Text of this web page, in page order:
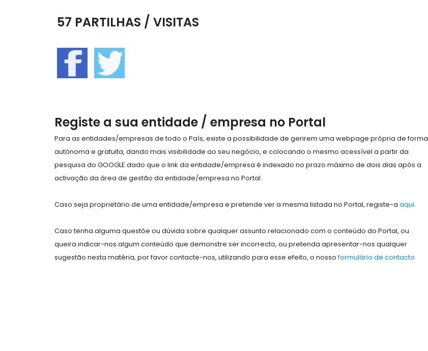
57 PARTILHAS / VISITAS
Registe a sua entidade / empresa no Portal
Para as entidades/empresas de todo o País, existe a possibilidade de gerirem uma webpage própria de forma
autónoma e gratuita, dando mais visibilidade ao seu negócio, e colocando o mesmo acessível a partir da
pesquisa do GOOGLE dado que o link da entidade/empresa é indexado no prazo máximo de dois dias após a
activação da área de gestão da entidade/empresa no Portal.
Caso seja proprietário de uma entidade/empresa e pretende ver a mesma listada no Portal, registe-a aqui.
Caso tenha alguma questõe ou dúvida sobre qualquer assunto relacionado com o conteúdo do Portal, ou
queira indicar-nos algum conteúdo que demonstre ser incorrecto, ou pretenda apresentar-nos qualquer
sugestão nesta matéria, por favor contacte-nos, utilizando para esse efeito, o nossoformulário de contacto